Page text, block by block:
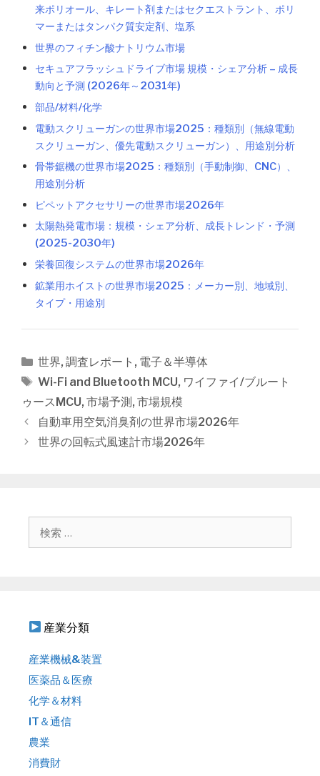
来ポリオール、キレート剤またはセクエストラント、ポリ
マーまたはタンパク質安定剤、塩系
世界のフィチン酸ナトリウム市場
セキュアフラッシュドライブ市場 規模・シェア分析 – 成長
動向と予測 (2026年～2031年)
部品/材料/化学
電動スクリューガンの世界市場2025：種類別（無線電動
スクリューガン、優先電動スクリューガン）、用途別分析
骨帯鋸機の世界市場2025：種類別（手動制御、CNC）、
用途別分析
ピペットアクセサリーの世界市場2026年
太陽熱発電市場：規模・シェア分析、成長トレンド・予測
(2025-2030年)
栄養回復システムの世界市場2026年
鉱業用ホイストの世界市場2025：メーカー別、地域別、
タイプ・用途別
カ
テ
ー
世界, 調査レポート , 電子＆半導体
タ
グ
Wi-Fi and Bluetooth MCU, ワイファイ/ブルート
ゥースMCU, 市場予測 , 市場規模
投
稿
自動車用空気消臭剤の世界市場2026年
世界の回転式風速計市場2026年
産業分類
産業機械&装置
医薬品＆医療
化学＆材料
IT＆通信
農業
消費財